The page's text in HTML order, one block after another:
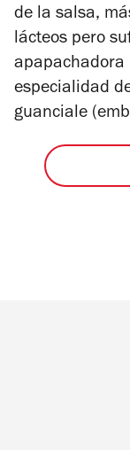
de la salsa,
lácteos pero
apapachadora
especialidad
guanciale